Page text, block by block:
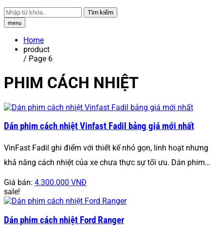
Tìm kiếm
menu
Home
product
/ Page 6
PHIM CÁCH NHIỆT
Dán phim cách nhiệt Vinfast Fadil bảng giá mới nhất
VinFast Fadil ghi điểm với thiết kế nhỏ gọn, linh hoạt nhưng
khả năng cách nhiệt của xe chưa thực sự tối ưu. Dán phim…
Giá bán: 4.300.000 VNĐ
sale!
Dán phim cách nhiệt Ford Ranger